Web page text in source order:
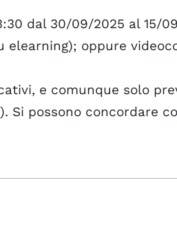
dal 30/09/2025 al 15/
oppure
e comunque solo
Si possono concordare